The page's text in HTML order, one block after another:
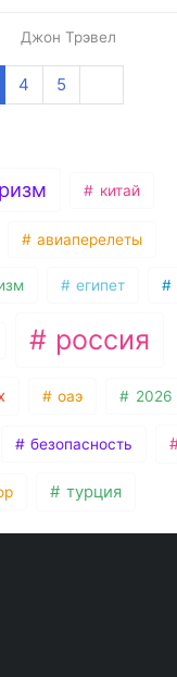
Джон Трэвел
4 5
китай
авиаперелеты
египет
россия
оаэ 2026
безопасность
турция